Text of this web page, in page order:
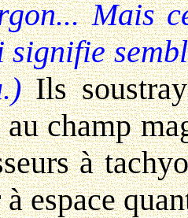
Mais
signifie
Ils
au champ
à
espace